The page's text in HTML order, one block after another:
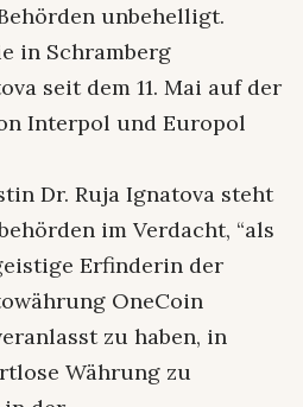
unbehelligt.
in Schramberg
seit dem 11. Mai auf der
Interpol und Europol
Dr. Ruja Ignatova steht
im Verdacht, “als
Erfinderin der
OneCoin
zu haben, in
Währung zu